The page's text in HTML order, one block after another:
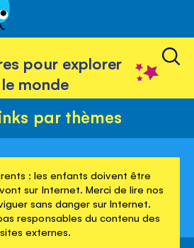
pour explorer
le monde
par thèmes
: les enfants doivent être
sur Internet. Merci de lire nos
sans danger sur Internet.
responsables du contenu des
sites externes.